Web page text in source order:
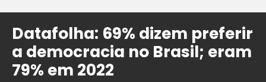
Datafolha: 69% dizem preferir
a democracia no Brasil; eram
79% em 2022